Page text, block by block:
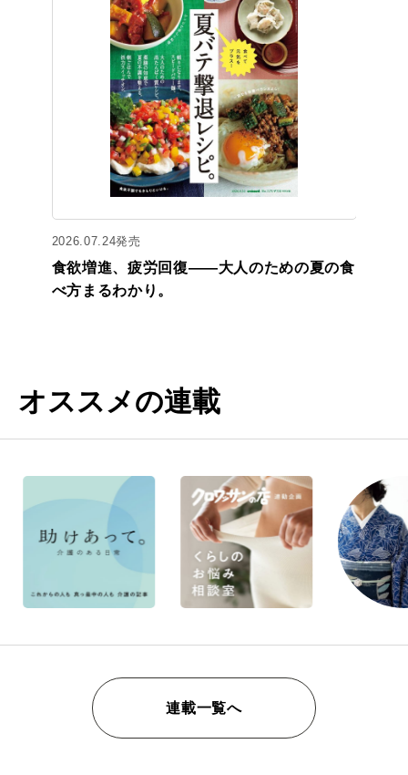
2026.07.24発売
食欲増進、疲労回復——大人のための夏の食
べ方まるわかり。
オススメの連載
連載一覧へ